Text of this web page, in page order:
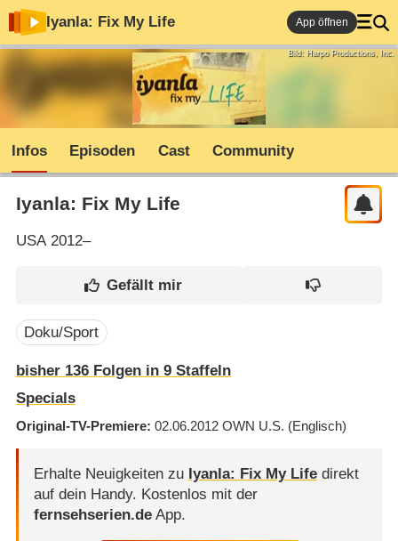
Iyanla: Fix My Life App öffnen
Bild: Harpo Productions, Inc.
Infos Episoden Cast Community
Iyanla: Fix My Life
USA2012–
Doku/Sport
bisher 136Folgen in 9Staffeln
Specials
Original-TV-Premiere 02.06.2012 OWN U.S. (Englisch)
Erhalte Neuigkeiten zu Iyanla: Fix My Lifedirekt
auf dein Handy. Kostenlos mit der
fernsehserien.deApp.